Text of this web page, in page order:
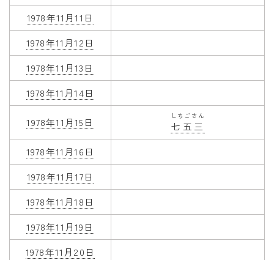
1978年11月11日
1978年11月12日
1978年11月13日
1978年11月14日
1978年11月15日 七五三
しちごさん
1978年11月16日
1978年11月17日
1978年11月18日
1978年11月19日
1978年11月20日